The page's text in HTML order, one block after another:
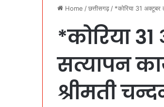
Home /छत्तीसगढ़/ *कोरिया 31 अक्टूबर
*कोरिया
सत्यापन
श्रीमती